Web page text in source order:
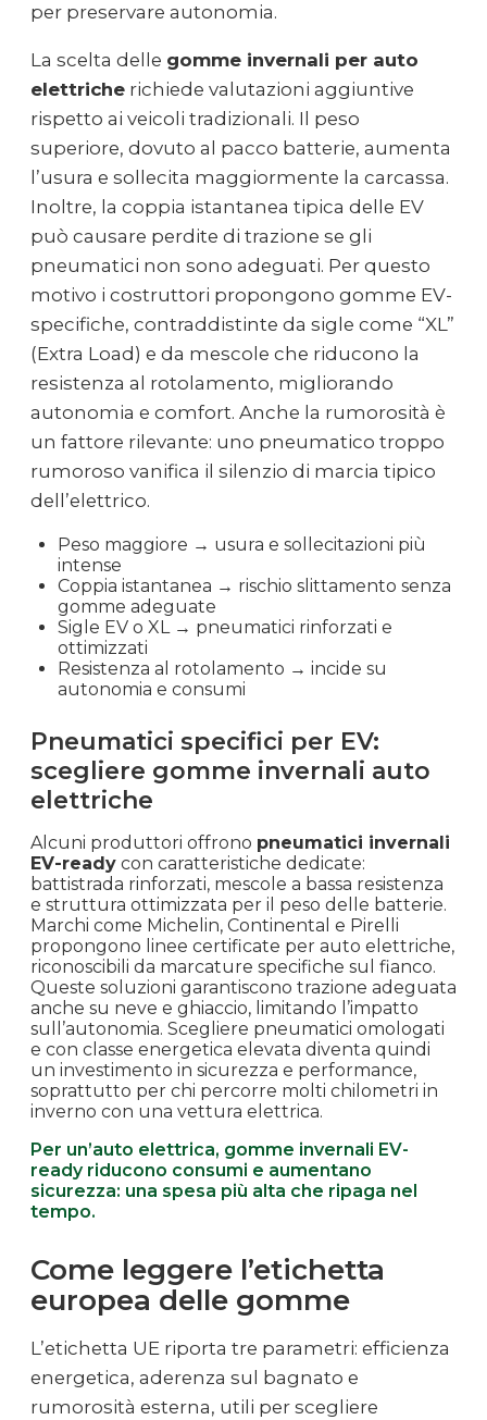
per preservare autonomia.
La scelta delle gomme invernali per auto
elettriche richiede valutazioni aggiuntive
rispetto ai veicoli tradizionali. Il peso
superiore, dovuto al pacco batterie, aumenta
l’usura e sollecita maggiormente la carcassa.
Inoltre, la coppia istantanea tipica delle EV
può causare perdite di trazione se gli
pneumatici non sono adeguati. Per questo
motivo i costruttori propongono gomme EV-
specifiche, contraddistinte da sigle come “XL”
(Extra Load) e da mescole che riducono la
resistenza al rotolamento, migliorando
autonomia e comfort. Anche la rumorosità è
un fattore rilevante: uno pneumatico troppo
rumoroso vanifica il silenzio di marcia tipico
dell’elettrico.
Peso maggiore → usura e sollecitazioni più
intense
Coppia istantanea → rischio slittamento senza
gomme adeguate
Sigle EV o XL → pneumatici rinforzati e
ottimizzati
Resistenza al rotolamento → incide su
autonomia e consumi
Pneumatici specifici per EV:
scegliere gomme invernali auto
elettriche
Alcuni produttori offrono pneumatici invernali
EV-ready con caratteristiche dedicate:
battistrada rinforzati, mescole a bassa resistenza
e struttura ottimizzata per il peso delle batterie.
Marchi come Michelin, Continental e Pirelli
propongono linee certificate per auto elettriche,
riconoscibili da marcature specifiche sul fianco.
Queste soluzioni garantiscono trazione adeguata
anche su neve e ghiaccio, limitando l’impatto
sull’autonomia. Scegliere pneumatici omologati
e con classe energetica elevata diventa quindi
un investimento in sicurezza e performance,
soprattutto per chi percorre molti chilometri in
inverno con una vettura elettrica.
Per un’auto elettrica, gomme invernali EV-
ready riducono consumi e aumentano
sicurezza: una spesa più alta che ripaga nel
tempo.
Come leggere l’etichetta
europea delle gomme
L’etichetta UE riporta tre parametri: efficienza
energetica, aderenza sul bagnato e
rumorosità esterna, utili per scegliere